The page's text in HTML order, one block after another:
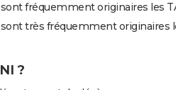
fréquemment originaires les
très fréquemment originaires
?